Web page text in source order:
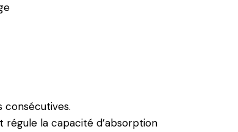
consécutives.
régule la capacité d’absorption